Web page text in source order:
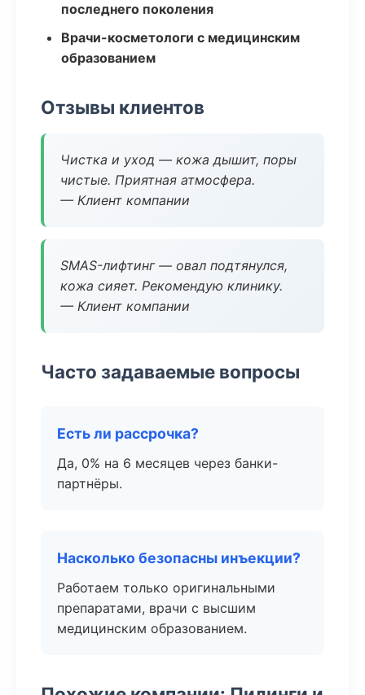
последнего поколения
Врачи-косметологи с медицинским
образованием
Отзывы клиентов
Чистка и уход — кожа дышит, поры
чистые. Приятная атмосфера.
— Клиент компании
SMAS-лифтинг — овал подтянулся,
кожа сияет. Рекомендую клинику.
— Клиент компании
Часто задаваемые вопросы
Есть ли рассрочка?
Да, 0% на 6 месяцев через банки-
партнёры.
Насколько безопасны инъекции?
Работаем только оригинальными
препаратами, врачи с высшим
медицинским образованием.